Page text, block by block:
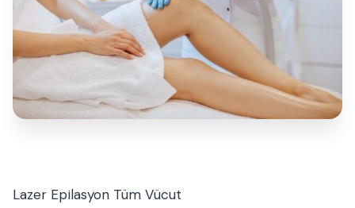
Lazer Epilasyon Tüm Vücut